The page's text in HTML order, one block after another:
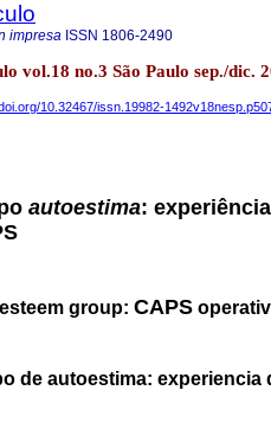
impresa ISSN 1806-2490
vol.18 no.3 São Paulo sep./dic.
10.32467/issn.19982-
autoestima:
group: CAPS
de autoestima: experiencia